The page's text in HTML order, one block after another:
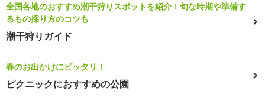
全国各地のおすすめ潮干狩りスポットを紹介！旬な時期や準備す
るもの採り方のコツも
潮干狩りガイド
春のお出かけにピッタリ！
ピクニックにおすすめの公園